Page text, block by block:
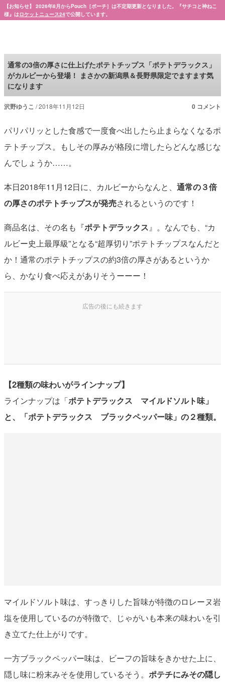
【お知らせ】 2026年8月からPouch［ポーチ］は不定期更新となりました。『サチコと神ねこ
様』はロケットニュース24で公開しています。
通常の3倍の厚さに仕上げたポテトチップス「ポテトデラックス」
がカルビーから登場！ まさかの新潟県＆長野県限定でますます気
になります
沢野ゆうこ 2018年11月12日 0 コメント
パリパリッとした食感で一度食べ出したら止まらなくなるポ
テトチップス。もしその厚みが格段に増したらどんな感じな
んでしょうか……。
本日2018年11月12日に、カルビーからなんと、 通常の３倍
の厚さのポテトチップスが発売されるというのです！
商品名は、その名も『ポテトデラックス』。なんでも、“カ
ルビー史上最厚級”となる“超厚切り”ポテトチップスなんだと
か！通常のポテトチップスの約3倍の厚さがあるというか
ら、かなり食べ応えがありそうーーー！
【2種類の味わいがラインナップ】
ラインナップは「ポテトデラックス マイルドソルト味」
と、「ポテトデラックス ブラックペッパー味」の２種類。
マイルドソルト味は、すっきりした旨味が特徴のロレーヌ岩
塩を使用しているのが特徴で、じゃがいも本来の味わいを引
き立てた仕上がりです。
一方ブラックペッパー味は、ビーフの旨味をきかせた上に、
隠し味に粉末みそを使用しているそう。 ポテチにみその隠し